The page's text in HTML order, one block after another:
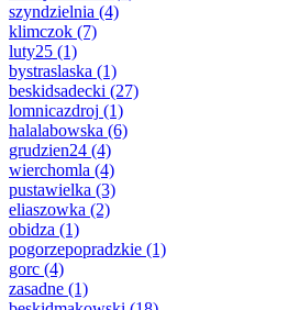
szyndzielnia (4)
klimczok (7)
luty25 (1)
bystraslaska (1)
beskidsadecki (27)
lomnicazdroj (1)
halalabowska (6)
grudzien24 (4)
wierchomla (4)
pustawielka (3)
eliaszowka (2)
obidza (1)
pogorzepopradzkie (1)
gorc (4)
zasadne (1)